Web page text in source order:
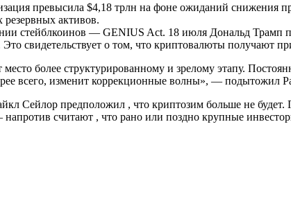
превысила $4,18 трлн на фоне ожиданий снижения
резервных активов.
стейблкоинов — GENIUS Act. 18 июля Дональд Трамп
свидетельствует о том, что криптовалюты получают
более структурированному и зрелому этапу.
всего, изменит коррекционные волны», — подытожил
Сейлор предположил , что криптозим больше не
считают , что рано или поздно крупные